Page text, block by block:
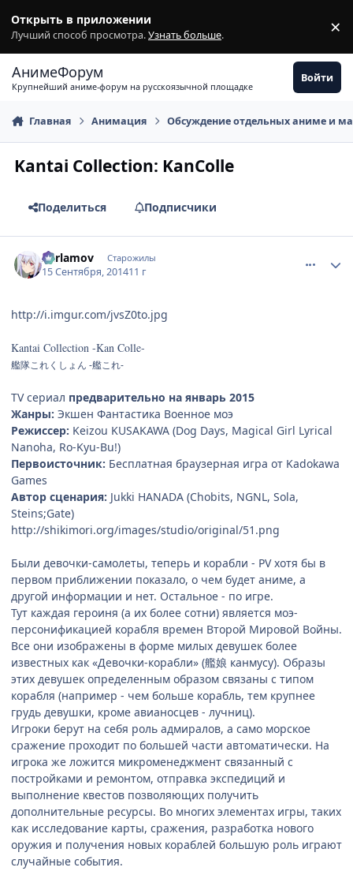
Открыть в приложении
Лучший способ просмотра.Узнать больше. ×
АнимеФорум
Крупнейший аниме-форум на русскоязычной площадке
Войти
Главная Анимация Обсуждение отдельных аниме и
Kantai Collection: KanColle
Поделиться Подписчики
Xarlamov Старожилы
15 Сентября, 201411 г
http://i.imgur.com/jvsZ0to.jpg
Kantai Collection -Kan Colle-
艦隊これくしょん -艦これ-
ТV сериал предварительно на январь 2015
Жанры: Экшен Фантастика Военное моэ
Режиссер: Keizou KUSAKAWA (Dog Days, Magical Girl Lyrical
Nanoha, Ro-Kyu-Bu!)
Первоисточник: Бесплатная браузерная игра от Kadokawa
Games
Автор сценария: Jukki HANADA (Chobits, NGNL, Sola,
Steins;Gate)
http://shikimori.org/images/studio/original/51.png
Были девочки-самолеты, теперь и корабли - PV хотя бы в
первом приближении показало, о чем будет аниме, а
другой информации и нет. Остальное - по игре.
Тут каждая героиня (а их более сотни) является моэ-
персонификацией корабля времен Второй Мировой Войны.
Все они изображены в форме милых девушек более
известных как «Девочки-корабли» (艦娘 канмусу). Образы
этих девушек определенным образом связаны с типом
корабля (например - чем больше корабль, тем крупнее
грудь девушки, кроме авианосцев - лучниц).
Игроки берут на себя роль адмиралов, а само морское
сражение проходит по большей части автоматически. На
игрока же ложится микроменеджмент связанный с
постройками и ремонтом, отправка экспедиций и
выполнение квестов позволяющих получить
дополнительные ресурсы. Во многих элементах игры, таких
как исследование карты, сражения, разработка нового
оружия и получения новых кораблей большую роль играют
случайные события.